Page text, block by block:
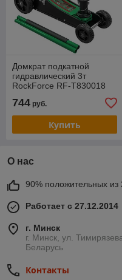
Домкрат подкатной
гидравлический 3т
RockForce RF-T830018
MT (h min 155мм, h max
695мм)
744 руб.
Купить
О нас
90% положительных из
Работает с 27.12.2014
г. Минск
г. Минск, ул.
Беларусь
Контакты